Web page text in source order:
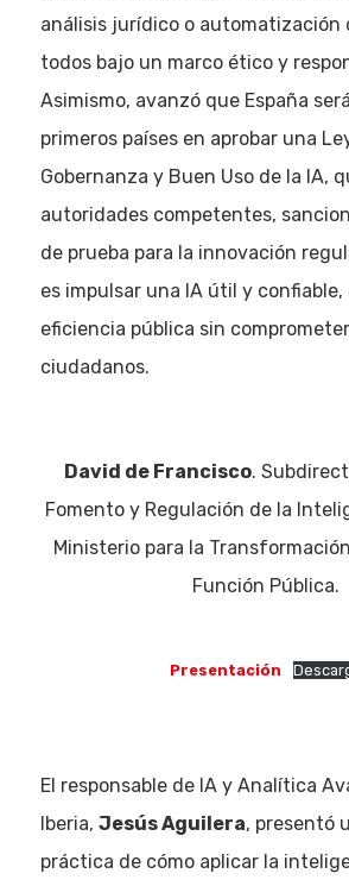
análisis jurídico o automatización
todos bajo un marco ético y
Asimismo, avanzó que España
primeros países en aprobar una
Gobernanza y Buen Uso de la IA,
autoridades competentes,
de prueba para la innovación
es impulsar una IA útil y
eficiencia pública sin
ciudadanos.
David de Francisco.
Fomento y Regulación de la
Ministerio para la
Función Pública.
Presentación
El responsable de IA y Analítica
Iberia, Jesús Aguilera, presentó
práctica de cómo aplicar la